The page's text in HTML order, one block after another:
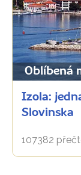
Oblíbená
Izola:
Slovinska
107382